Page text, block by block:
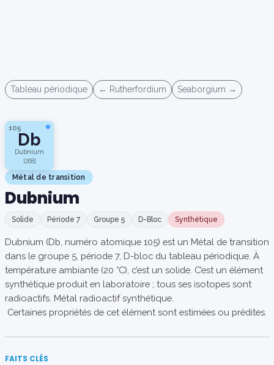
Tableau périodique ← Rutherfordium Seaborgium →
105
Db
Dubnium
[268]
Métal de transition
Dubnium
Solide Période 7 Groupe 5 D-Bloc Synthétique
Dubnium (Db, numéro atomique 105) est un Métal de transition
dans le groupe 5, période 7, D-bloc du tableau périodique. À
température ambiante (20 °C), c’est un solide. C’est un élément
synthétique produit en laboratoire ; tous ses isotopes sont
radioactifs. Métal radioactif synthétique.
Certaines propriétés de cet élément sont estimées ou prédites.
FAITS CLÉS